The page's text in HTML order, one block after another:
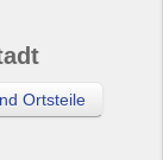
Ortsteile